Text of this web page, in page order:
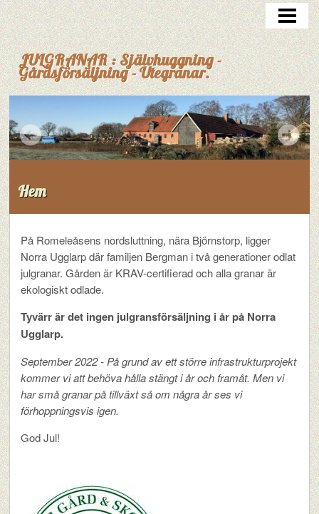
HEM
JULGRANAR : Självhuggning -
Gårdsförsäljning - Utegranar.
Hem
På Romeleåsens nordsluttning, nära Björnstorp, ligger
Norra Ugglarp där familjen Bergman i två generationer odlat
julgranar. Gården är KRAV-certifierad och alla granar är
ekologiskt odlade.
Tyvärr är det ingen julgransförsäljning i år på Norra
Ugglarp.
September 2022 - På grund av ett större infrastrukturprojekt
kommer vi att behöva hålla stängt i år och framåt. Men vi
har små granar på tillväxt så om några år ses vi
förhoppningsvis igen.
God Jul!